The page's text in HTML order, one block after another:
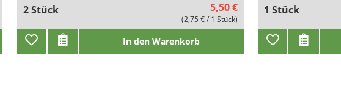
2 Stück
5,50 €
(2,75 € / 1 Stück)
In den Warenkorb
1 Stück